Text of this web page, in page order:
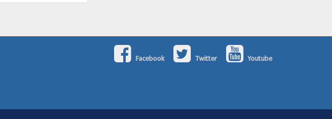
Facebook Twitter Youtube